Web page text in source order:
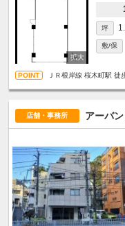
坪
敷/保
ＪＲ根岸線 桜木町駅 徒
店舗・事務所 アーバ